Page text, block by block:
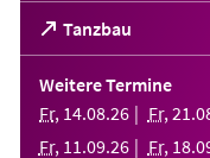
Tanzbau
(Öffnet
in
einem
neuen
Tab)
Weitere Termine
Fr, 14.08.26 Fr, 21 .
Fr, 11 .09.26 Fr, 18.